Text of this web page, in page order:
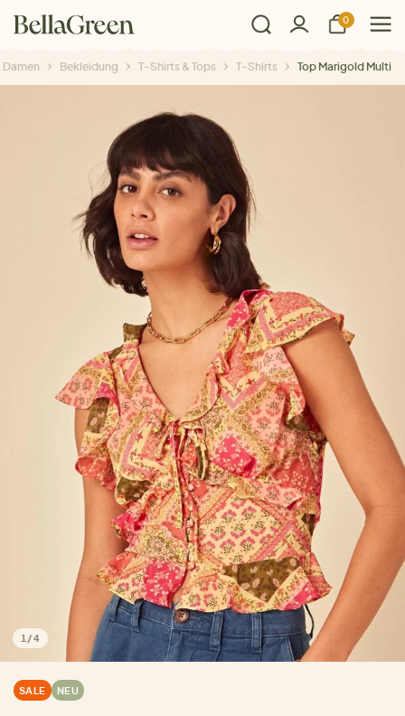
0
Damen Bekleidung T-Shirts & Tops T-Shirts Top Marigold Multi
1 /4
SALE NEU